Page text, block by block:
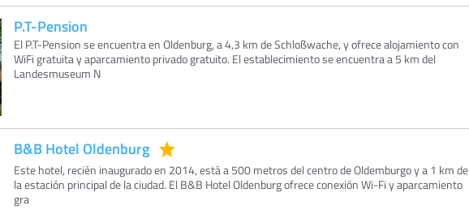
P.T-Pension
El P.T-Pension se encuentra en Oldenburg, a 4,3 km de Schloßwache, y ofrece alojamiento con
WiFi gratuita y aparcamiento privado gratuito. El establecimiento se encuentra a 5 km del
Landesmuseum N
B&B Hotel Oldenburg
Este hotel, recién inaugurado en 2014, está a 500 metros del centro de Oldemburgo y a 1 km de
la estación principal de la ciudad. El B&B Hotel Oldenburg ofrece conexión Wi-Fi y aparcamiento
gra